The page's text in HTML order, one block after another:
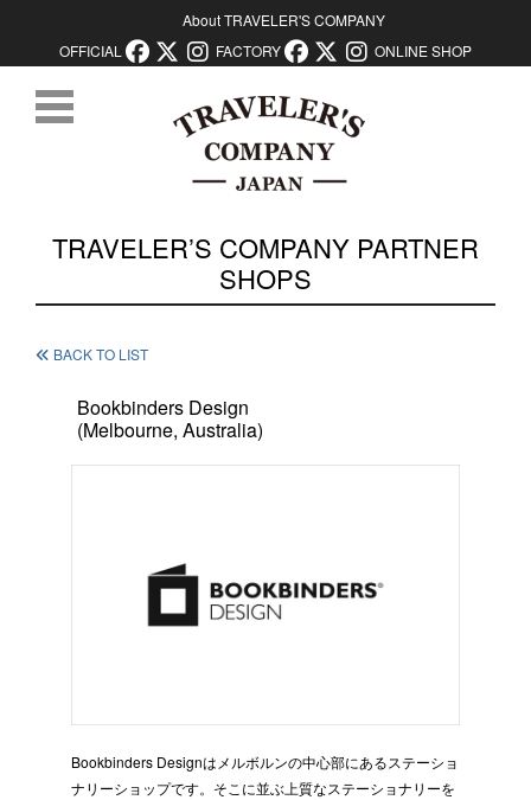
About TRAVELER'S COMPANY
OFFICIAL
FACTORY ONLINE SHOP
TRAVELER’S COMPANY PARTNER
SHOPS
BACK TO LIST
Bookbinders Design
(Melbourne, Australia)
Bookbinders Designはメルボルンの中心部にあるステーショ
ナリーショップです。そこに並ぶ上質なステーショナリーを